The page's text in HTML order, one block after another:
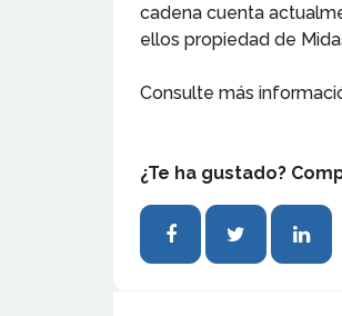
cadena cuenta
ellos propiedad de
Consulte más
¿Te ha gustado?